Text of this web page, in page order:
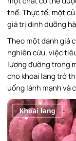
thể. Thực tế, một
giá trị dinh dưỡng
Theo một đánh giá
nghiên cứu, việc
lượng đường trong
cho khoai lang trở
uống lành mạnh và